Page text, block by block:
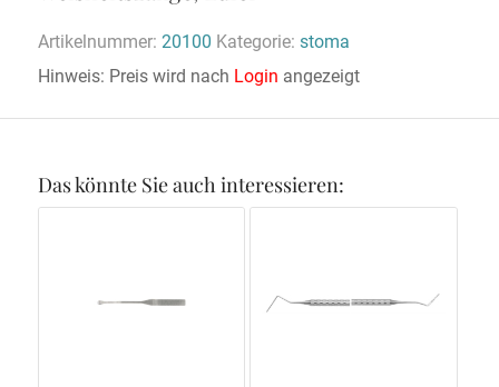
Artikelnummer: 20100 Kategorie: stoma
Hinweis: Preis wird nach Login angezeigt
Das könnte Sie auch interessieren: